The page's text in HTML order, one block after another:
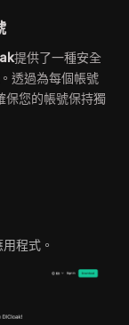
提供了一種安全
。透過為每個帳號
保您的帳號保持獨
程式。